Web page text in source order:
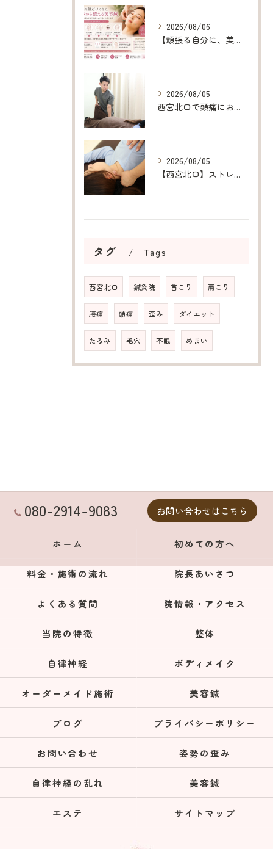
2026/08/06
【頑張る自分に、美容鍼というご褒美を】
2026/08/05
西宮北口で頭痛にお悩みの方へ｜原因から改善を目指す整体・鍼灸
2026/08/05
【西宮北口】ストレス・胃腸の不調でお悩みの方へ｜鍼灸院の選び方
タグ Tags
西宮北口 鍼灸院 首こり 肩こり
腰痛 頭痛 歪み ダイエット
たるみ 毛穴 不眠 めまい
080-2914-9083 お問い合わせはこちら
ホーム 初めての方へ
料金・施術の流れ 院長あいさつ
よくある質問 院情報・アクセス
当院の特徴 整体
自律神経 ボディメイク
オーダーメイド施術 美容鍼
ブログ プライバシーポリシー
お問い合わせ 姿勢の歪み
自律神経の乱れ 美容鍼
エステ サイトマップ